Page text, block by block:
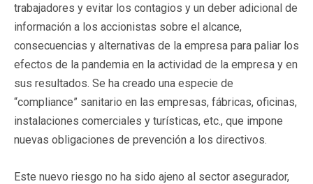
trabajadores y evitar los contagios y un deber adicional de
información a los accionistas sobre el alcance,
consecuencias y alternativas de la empresa para paliar los
efectos de la pandemia en la actividad de la empresa y en
sus resultados. Se ha creado una especie de
“compliance” sanitario en las empresas, fábricas, oficinas,
instalaciones comerciales y turísticas, etc., que impone
nuevas obligaciones de prevención a los directivos.
Este nuevo riesgo no ha sido ajeno al sector asegurador,